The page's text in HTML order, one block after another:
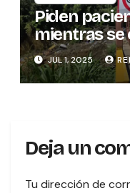
Piden
mientras
JUL 1, 2025
Deja un
Tu dirección de